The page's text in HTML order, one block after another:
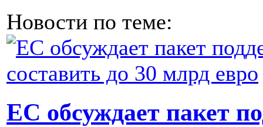
Новости по теме:
ЕС обсуждает пакет